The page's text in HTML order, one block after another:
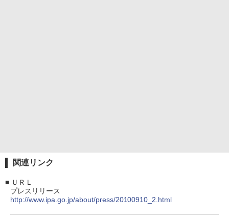
関連リンク
■ ＵＲＬ
プレスリリース
http://www.ipa.go.jp/about/press/20100910_2.html